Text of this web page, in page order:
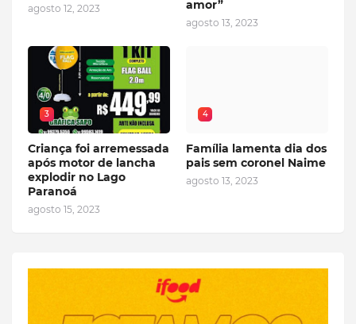
agosto 12, 2023
amor”
agosto 13, 2023
3
Criança foi arremessada
após motor de lancha
explodir no Lago
Paranoá
agosto 15, 2023
4
Família lamenta dia dos
pais sem coronel Naime
agosto 13, 2023